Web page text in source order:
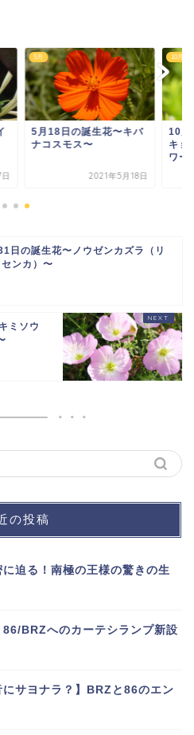
誕生花〜キバ
10月
10月31日の誕生花
キョウ（バルーン・
日の誕生花〜ノウゼンカズラ（リ
センカ）〜
ミソウ
の投稿
迫る！南極の王様の驚きの生
86/BRZへのカーテシランプ新設
にサヨナラ？】BRZと86のエン